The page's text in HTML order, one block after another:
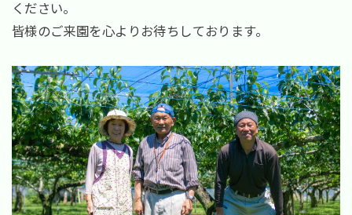
ください。
皆様のご来園を心よりお待ちしております。